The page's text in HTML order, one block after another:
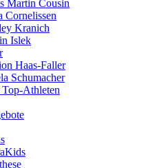
Martin Cousin
Cornelissen
Kranich
Islek
Haas-Faller
Schumacher
Athleten